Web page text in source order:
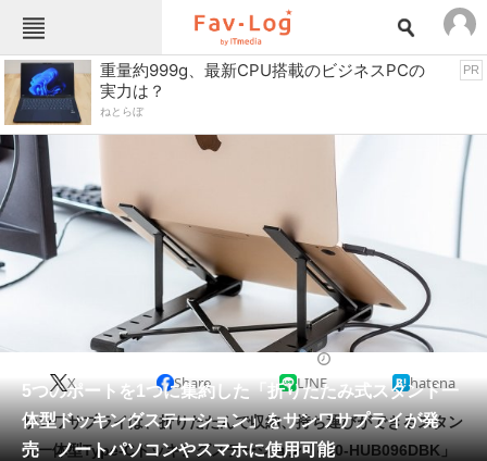
Fav-Logカテゴリー一覧
TOP
インテリア・収納 おもちゃ・ホビー
カメラ
キッチン用品 ゲーム
コンテンツ・サービス スイーツ・お菓子
スマホ・携帯電話
パソコン・タブレット ファッション
ペット 家電
工具・DIY 本・DVD・CD
重量約999g、最新CPU搭載のビジネスPCの
実力は？
ねとらぼ
PR
5つのポートを1つに集約した「折りたたみ式スタンド一
体型ドッキングステーション」をサンワサプライが発
売 ノートパソコンやスマホに使用可能
X Share LINE hatena
サンワサプライは、折りたたんで収納、持ち運びができるスタン
ド一体型Type-Cドッキングステーション「400-HUB096DBK」